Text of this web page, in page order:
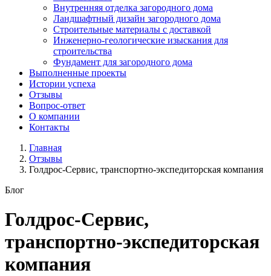
Внутренняя отделка загородного дома
Ландшафтный дизайн загородного дома
Строительные материалы с доставкой
Инженерно-геологические изыскания для
строительства
Фундамент для загородного дома
Выполненные проекты
Истории успеха
Отзывы
Вопрос-ответ
О компании
Контакты
Главная
Отзывы
Голдрос-Сервис, транспортно-экспедиторская компания
Блог
Голдрос-Сервис,
транспортно-экспедиторская
компания